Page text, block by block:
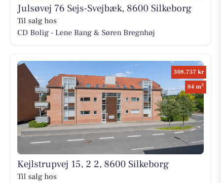
Julsøvej 76 Sejs-Svejbæk, 8600 Silkeborg
Til salg hos
CD Bolig - Lene Bang & Søren Bregnhøj
308.757 kr
84 m2
Kejlstrupvej 15, 2 2, 8600 Silkeborg
Til salg hos